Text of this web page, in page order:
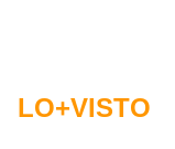
LO+VISTO